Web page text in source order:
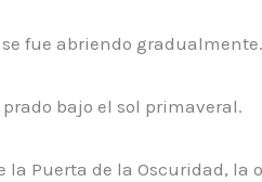
fue abriendo gradualmente.
bajo el sol primaveral.
la Puerta de la Oscuridad,